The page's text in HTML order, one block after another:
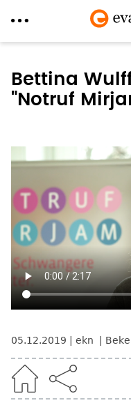
zum
Inhalt
Bettina
"Notruf
05.12.2019 ekn